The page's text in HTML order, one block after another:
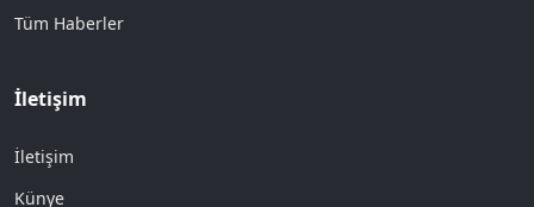
Tüm Haberler
İletişim
İletişim
Künye